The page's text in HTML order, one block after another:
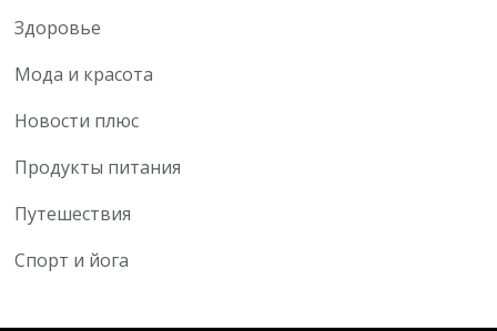
Здоровье
Мода и красота
Новости плюс
Продукты питания
Путешествия
Спорт и йога